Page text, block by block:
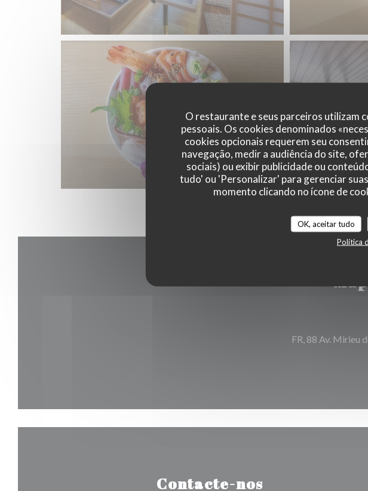
O restaurante e seus parceiros utilizam
pessoais. Os cookies denominados
cookies opcionais requerem seu
navegação, medir a audiência do site,
sociais) ou exibir publicidade ou
tudo' ou 'Personalizar' para gerenciar
momento clicando no ícone de
OK, aceitar tudo
Política
FR, 88 Av. Mirieu
Contacte-nos